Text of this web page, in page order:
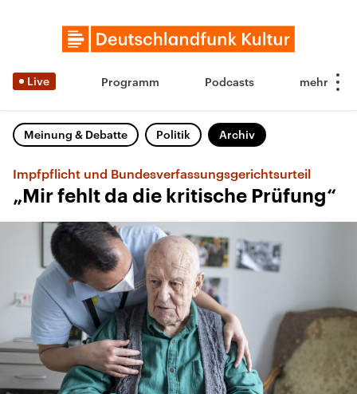
Live Programm Podcasts
Meinung & Debatte Politik Archiv
Impfpflicht und Bundesverfassungsgerichtsurteil
„Mir fehlt da die kritische Prüfung“